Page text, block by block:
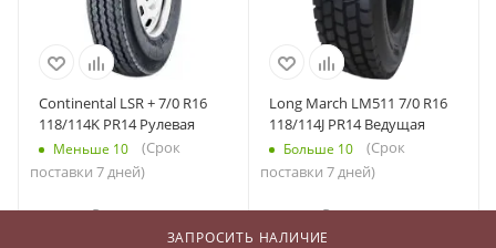
ЗАПРОСИТЬ НАЛИЧИЕ
Continental LSR + 7/0 R16
118/114K PR14 Рулевая
Меньше 10
(Срок
поставки 7 дней)
19 800₽/шт
Long March LM511 7/0 R16
118/114J PR14 Ведущая
Больше 10
(Срок
поставки 7 дней)
10 560₽/шт